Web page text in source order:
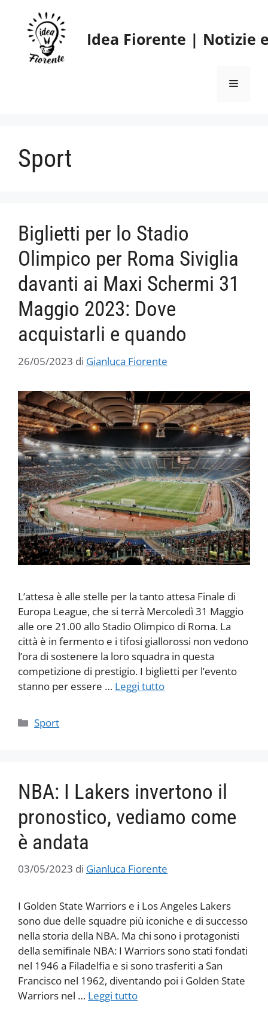
contenuto
Idea Fiorente | Notizie
Menu
Sport
Biglietti per lo Stadio
Olimpico per Roma Siviglia
davanti ai Maxi Schermi 31
Maggio 2023: Dove
acquistarli e quando
26/05/2023 di Gianluca Fiorente
L’attesa è alle stelle per la tanto attesa Finale di
Europa League, che si terrà Mercoledì 31 Maggio
alle ore 21.00 allo Stadio Olimpico di Roma. La
città è in fermento e i tifosi giallorossi non vedono
l’ora di sostenere la loro squadra in questa
competizione di prestigio. I biglietti per l’evento
stanno per essere … Leggi tutto
Categorie
Sport
NBA: I Lakers invertono il
pronostico, vediamo come
è andata
03/05/2023 di Gianluca Fiorente
I Golden State Warriors e i Los Angeles Lakers
sono due delle squadre più iconiche e di successo
nella storia della NBA. Ma chi sono i protagonisti
della semifinale NBA: I Warriors sono stati fondati
nel 1946 a Filadelfia e si sono trasferiti a San
Francisco nel 1962, diventando poi i Golden State
Warriors nel … Leggi tutto